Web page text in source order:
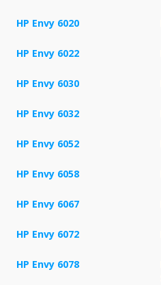
HP Envy 6020
HP Envy 6022
HP Envy 6030
HP Envy 6032
HP Envy 6052
HP Envy 6058
HP Envy 6067
HP Envy 6072
HP Envy 6078